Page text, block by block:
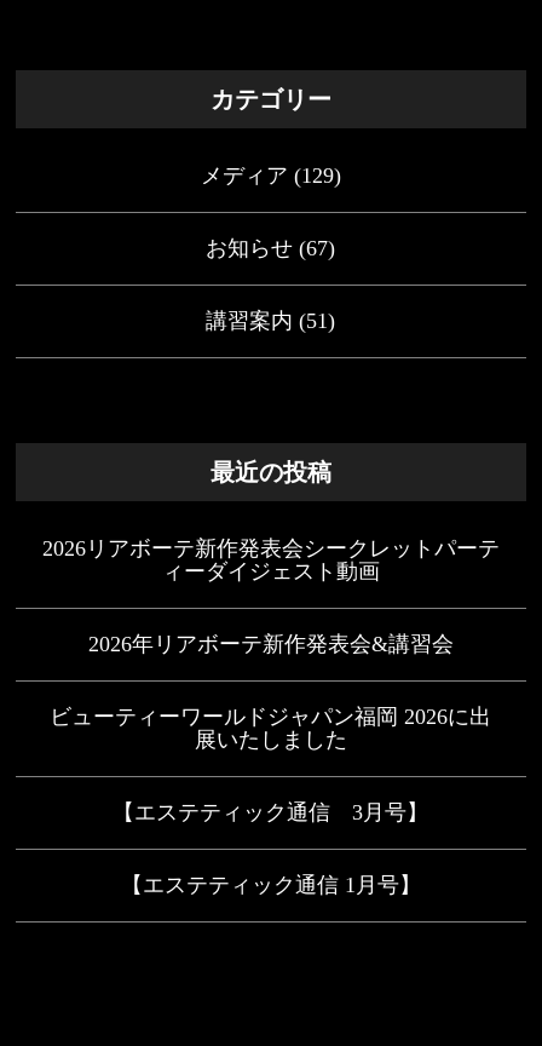
カテゴリー
メディア (129)
お知らせ (67)
講習案内 (51)
最近の投稿
2026リアボーテ新作発表会シークレットパーテ
ィーダイジェスト動画
2026年リアボーテ新作発表会&講習会
ビューティーワールドジャパン福岡 2026に出
展いたしました
【エステティック通信 3月号】
【エステティック通信 1月号】